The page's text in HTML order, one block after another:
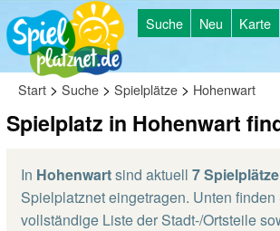
Suche Neu Karte
Start > Suche > Spielplätze > Hohenwart
Spielplatz in Hohenwart
In Hohenwartsind aktuell 7 Spielplätze
Spielplatznet eingetragen. Unten
vollständige Liste der Stadt-/Ortsteile